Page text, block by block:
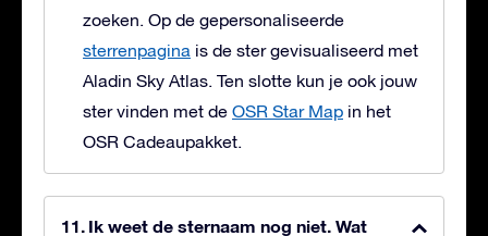
zoeken. Op de gepersonaliseerde
sterrenpagina is de ster gevisualiseerd met
Aladin Sky Atlas. Ten slotte kun je ook jouw
ster vinden met de OSR Star Map in het
OSR Cadeaupakket.
Ik weet de sternaam nog niet. Wat